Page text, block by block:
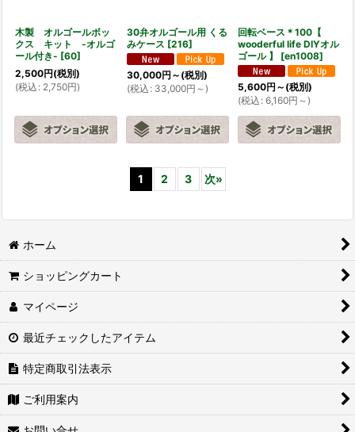
木製 オルゴールボッ
クス キット -オルゴ
ール付き- [60]
2,500円(税別)
(税込 : 2,750円)
30弁オルゴール用 くる
みケース [216]
30,000円 ～ (税別)
(税込 : 33,000円 ～)
回転ベース＊100【
wooderful life DIYオル
ゴール 】
[en1008]
5,600円 ～ (税別)
(税込 : 6,160円 ～)
1 2 3 次»
ホーム
ショッピングカート
マイページ
最近チェックしたアイテム
特定商取引法表示
ご利用案内